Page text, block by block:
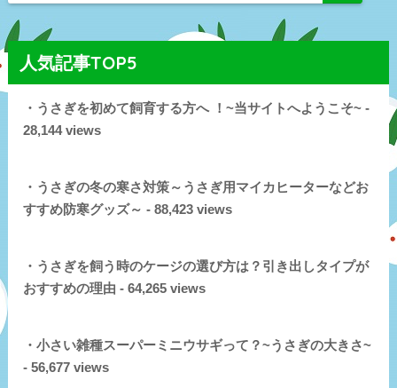
人気記事TOP5
・うさぎを初めて飼育する方へ ！~当サイトへようこそ~ -
28,144 views
・うさぎの冬の寒さ対策～うさぎ用マイカヒーターなどお
すすめ防寒グッズ～ - 88,423 views
・うさぎを飼う時のケージの選び方は？引き出しタイプが
おすすめの理由 - 64,265 views
・小さい雑種スーパーミニウサギって？~うさぎの大きさ~
- 56,677 views